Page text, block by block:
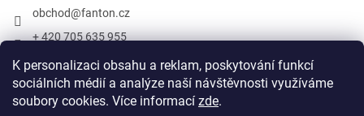
K personalizaci obsahu a reklam, poskytování funkcí
sociálních médií a analýze naší návštěvnosti využíváme
soubory cookies. Více informací zde.
obchod@fanton.cz
+ 420 705 635 955
+ 420 705 635 951